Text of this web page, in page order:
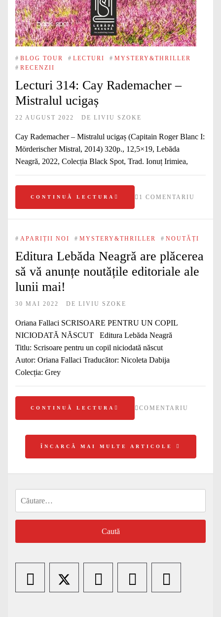
# BLOG TOUR # LECTURI # MYSTERY&THRILLER
# RECENZII
Lecturi 314: Cay Rademacher –
Mistralul ucigaș
22 AUGUST 2022 DE LIVIU SZOKE
Cay Rademacher – Mistralul ucigaș (Capitain Roger Blanc I:
Mörderischer Mistral, 2014) 320p., 12,5×19, Lebăda
Neagră, 2022, Colecția Black Spot, Trad. Ionuț Irimiea,
CONTINUĂ LECTURA 1 COMENTARIU
# APARIȚII NOI # MYSTERY&THRILLER # NOUTĂȚI
Editura Lebăda Neagră are plăcerea
să vă anunțe noutățile editoriale ale
lunii mai!
30 MAI 2022 DE LIVIU SZOKE
Oriana Fallaci SCRISOARE PENTRU UN COPIL
NICIODATĂ NĂSCUT Editura Lebăda Neagră
Titlu: Scrisoare pentru un copil niciodată născut
Autor: Oriana Fallaci Traducător: Nicoleta Dabija
Colecția: Grey
CONTINUĂ LECTURA COMENTARIU
ÎNCARCĂ MAI MULTE ARTICOLE